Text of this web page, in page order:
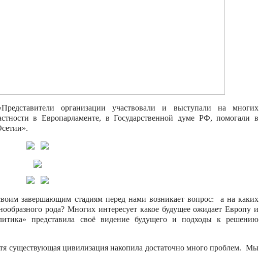
организации участвовали и выступали на многих
в Европарламенте, в Государственной думе РФ, помогали в
завершающим стадиям перед нами возникает вопрос: а на каких
рода? Многих интересует какое будущее ожидает Европу и
представила своё видение будущего и подходы к решению
существующая цивилизация накопила достаточно много проблем. Мы